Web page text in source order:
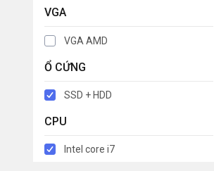
VGA
VGA AMD
Ổ CỨNG
SSD + HDD
CPU
Intel core i7